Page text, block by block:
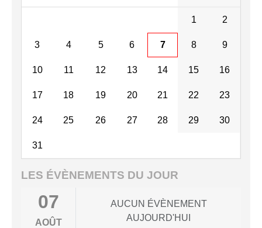
1 2
3 4 5 6 7 8 9
10 11 12 13 14 15 16
17 18 19 20 21 22 23
24 25 26 27 28 29 30
31
LES ÉVÈNEMENTS DU JOUR
07
AOÛT
AUCUN ÉVÈNEMENT
AUJOURD'HUI